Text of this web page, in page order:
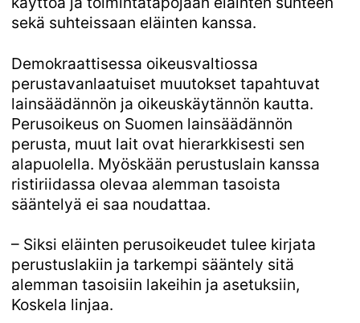
sekä suhteissaan eläinten kanssa.
Demokraattisessa oikeusvaltiossa
perustavanlaatuiset muutokset tapahtuvat
lainsäädännön ja oikeuskäytännön kautta.
Perusoikeus on Suomen lainsäädännön
perusta, muut lait ovat hierarkkisesti sen
alapuolella. Myöskään perustuslain kanssa
ristiriidassa olevaa alemman tasoista
sääntelyä ei saa noudattaa.
– Siksi eläinten perusoikeudet tulee kirjata
perustuslakiin ja tarkempi sääntely sitä
alemman tasoisiin lakeihin ja asetuksiin,
Koskela linjaa.